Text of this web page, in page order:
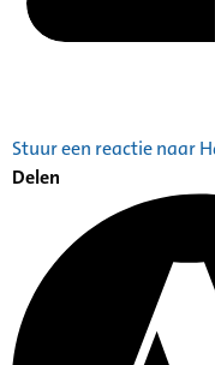
Stuur een reactie naar
Delen